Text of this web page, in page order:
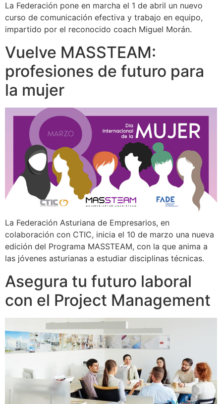
La Federación pone en marcha el 1 de abril un nuevo
curso de comunicación efectiva y trabajo en equipo,
impartido por el reconocido coach Miguel Morán.
Vuelve MASSTEAM:
profesiones de futuro para
la mujer
La Federación Asturiana de Empresarios, en
colaboración con CTIC, inicia el 10 de marzo una nueva
edición del Programa MASSTEAM, con la que anima a
las jóvenes asturianas a estudiar disciplinas técnicas.
Asegura tu futuro laboral
con el Project Management